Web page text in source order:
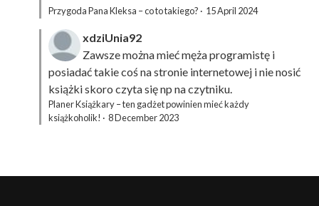
Przygoda Pana Kleksa – co to takiego? · 15 April 2024
xdziUnia92
Zawsze można mieć męża programistę i
posiadać takie coś na stronie internetowej i nie nosić
książki skoro czyta się np na czytniku.
Planer Książkary – ten gadżet powinien mieć każdy
książkoholik! · 8 December 2023